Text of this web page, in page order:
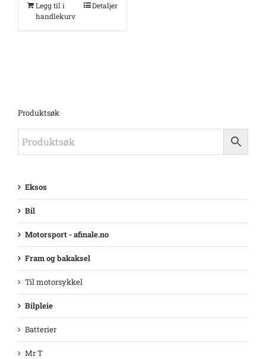
Legg til i
handlekurv
Detaljer
Produktsøk
Eksos
Bil
Motorsport - afinale.no
Fram og bakaksel
Til motorsykkel
Bilpleie
Batterier
Mr T